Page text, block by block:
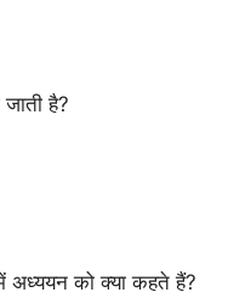
है?
अध्ययन को क्या कहते हैं?